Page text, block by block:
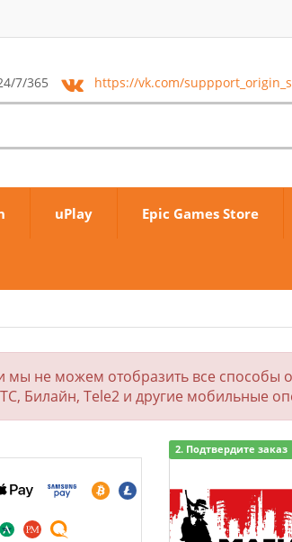
7/365 https://vk.com/
uPlay Epic Games Store
не можем отобразить все способы
Билайн, Tele2 и другие мобильные
2. Подтвердите заказ